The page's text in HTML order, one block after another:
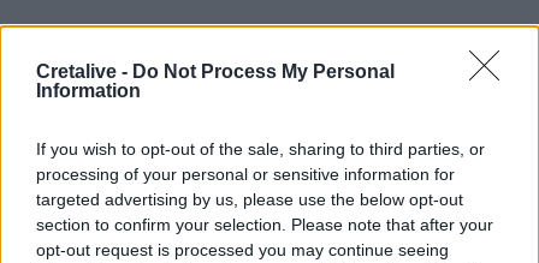
Cretalive - Do Not Process My Personal
Information
If you wish to opt-out of the sale, sharing to third parties, or
processing of your personal or sensitive information for
targeted advertising by us, please use the below opt-out
section to confirm your selection. Please note that after your
opt-out request is processed you may continue seeing
Σητεία: Πυρκαγιά στα Αχλάδια - Ολονύχτια μάχη με τις
ΚΡΗΤΗ 00:31
Σητεία: Πυρκαγιά στα Αχλάδια -
Σητεία: Πυρκαγιά στα Αχλάδια -
Ολονύχτια μάχη με τις φλόγες
(Βίντεο)